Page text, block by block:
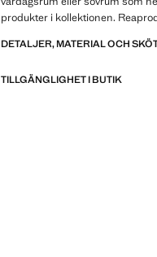
produkter i kollektionen.
DETALJER, MATERIAL OCH
TILLGÄNGLIGHET I BUTIK